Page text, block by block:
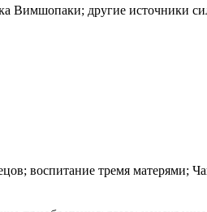
Вимшопаки; другие источники
воспитание тремя матерями;